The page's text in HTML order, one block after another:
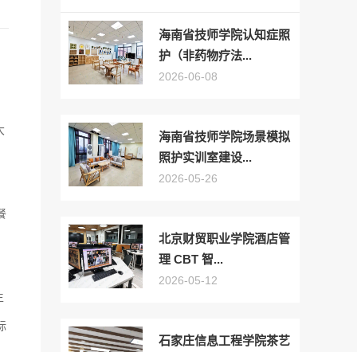
海南省技师学院认知症照
护（非药物疗法...
2026-06-08
海南省技师学院场景模拟
照护实训室建设...
2026-05-26
北京财贸职业学院酒店管
理 CBT 智...
2026-05-12
石家庄信息工程学院茶艺